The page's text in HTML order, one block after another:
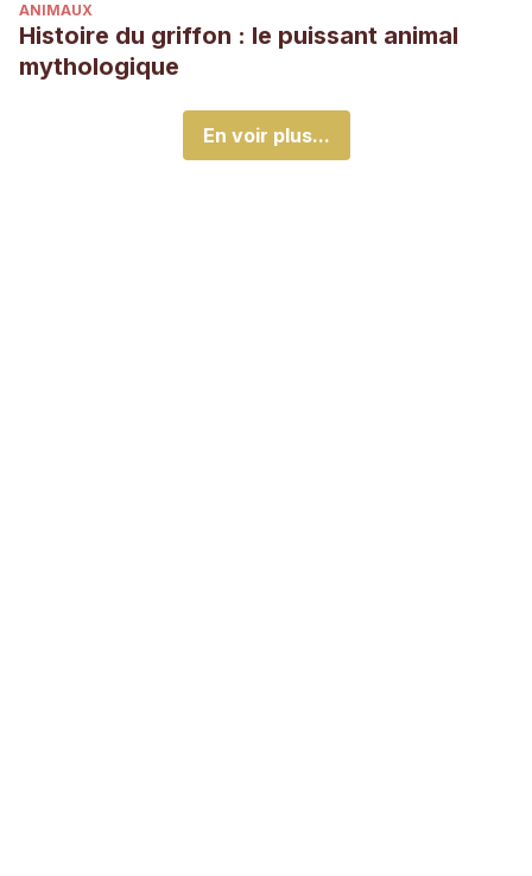
ANIMAUX
Histoire du griffon : le puissant animal
mythologique
En voir plus...